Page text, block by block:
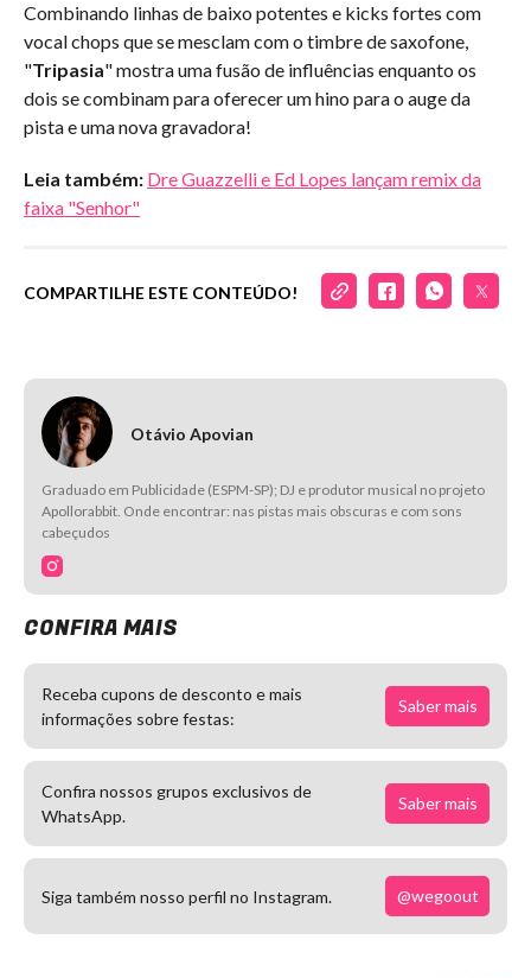
Combinando linhas de baixo potentes e kicks fortes com
vocal chops que se mesclam com o timbre de saxofone,
"Tripasia" mostra uma fusão de influências enquanto os
dois se combinam para oferecer um hino para o auge da
pista e uma nova gravadora!
Leia também: Dre Guazzelli e Ed Lopes lançam remix da
faixa "Senhor"
COMPARTILHE ESTE CONTEÚDO!
Otávio Apovian
Graduado em Publicidade (ESPM-SP); DJ e produtor musical no projeto
Apollorabbit. Onde encontrar: nas pistas mais obscuras e com sons
cabeçudos
CONFIRA MAIS
Receba cupons de desconto e mais
informações sobre festas:
Saber mais
Confira nossos grupos exclusivos de
WhatsApp.
Saber mais
Siga também nosso perfil no Instagram. @wegoout